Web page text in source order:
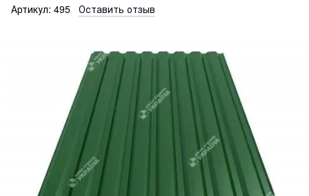
Артикул: 495 Оставить отзыв